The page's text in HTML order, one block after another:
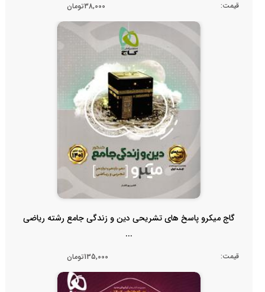
قیمت: 38,000تومان
گاج میکرو پاسخ های تشریحی دین و زندگی جامع رشته ریاضی
...
قیمت: 135,000تومان